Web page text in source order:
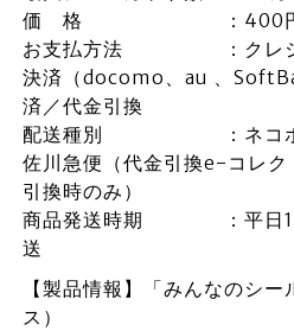
価 格 ：400円（
お支払方法 ：クレジッ
決済（docomo、au 、
済／代金引換
配送種別 ：ネコポ
佐川急便（代金引換e-コレ
引換時のみ）
商品発送時期 ：平日15
送
【製品情報】「みんなのシ
ス）